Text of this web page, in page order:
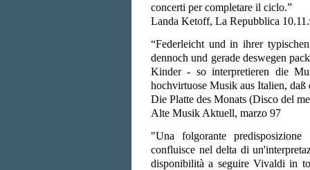
concerti per completare il ciclo.”
Landa Ketoff, La Repubblica
“Federleicht und in ihrer
dennoch und gerade deswegen
Kinder - so interpretieren die
hochvirtuose Musik aus Italien, daß
Die Platte des Monats (Disco del
Alte Musik Aktuell, marzo 97
"Una folgorante
confluisce nel delta di
disponibilità a seguire Vivaldi in